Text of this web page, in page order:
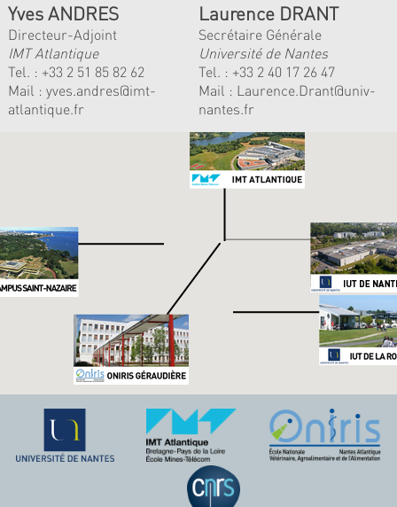
Yves ANDRES
Directeur-Adjoint
IMT Atlantique
Tel. : +33 2 51 85 82 62
Mail : yves.andres@imt-
atlantique.fr
Laurence DRANT
Secrétaire Générale
Université de Nantes
Tel. : +33 2 40 17 26 47
Mail : Laurence.Drant@univ-
nantes.fr